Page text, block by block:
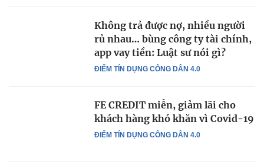
ĐIỂM TÍN DỤNG CÔNG DÂN 4.0
Không trả được nợ, nhiều người
rủ nhau… bùng công ty tài chính,
app vay tiền: Luật sư nói gì?
ĐIỂM TÍN DỤNG CÔNG DÂN 4.0
FE CREDIT miễn, giảm lãi cho
khách hàng khó khăn vì Covid-19